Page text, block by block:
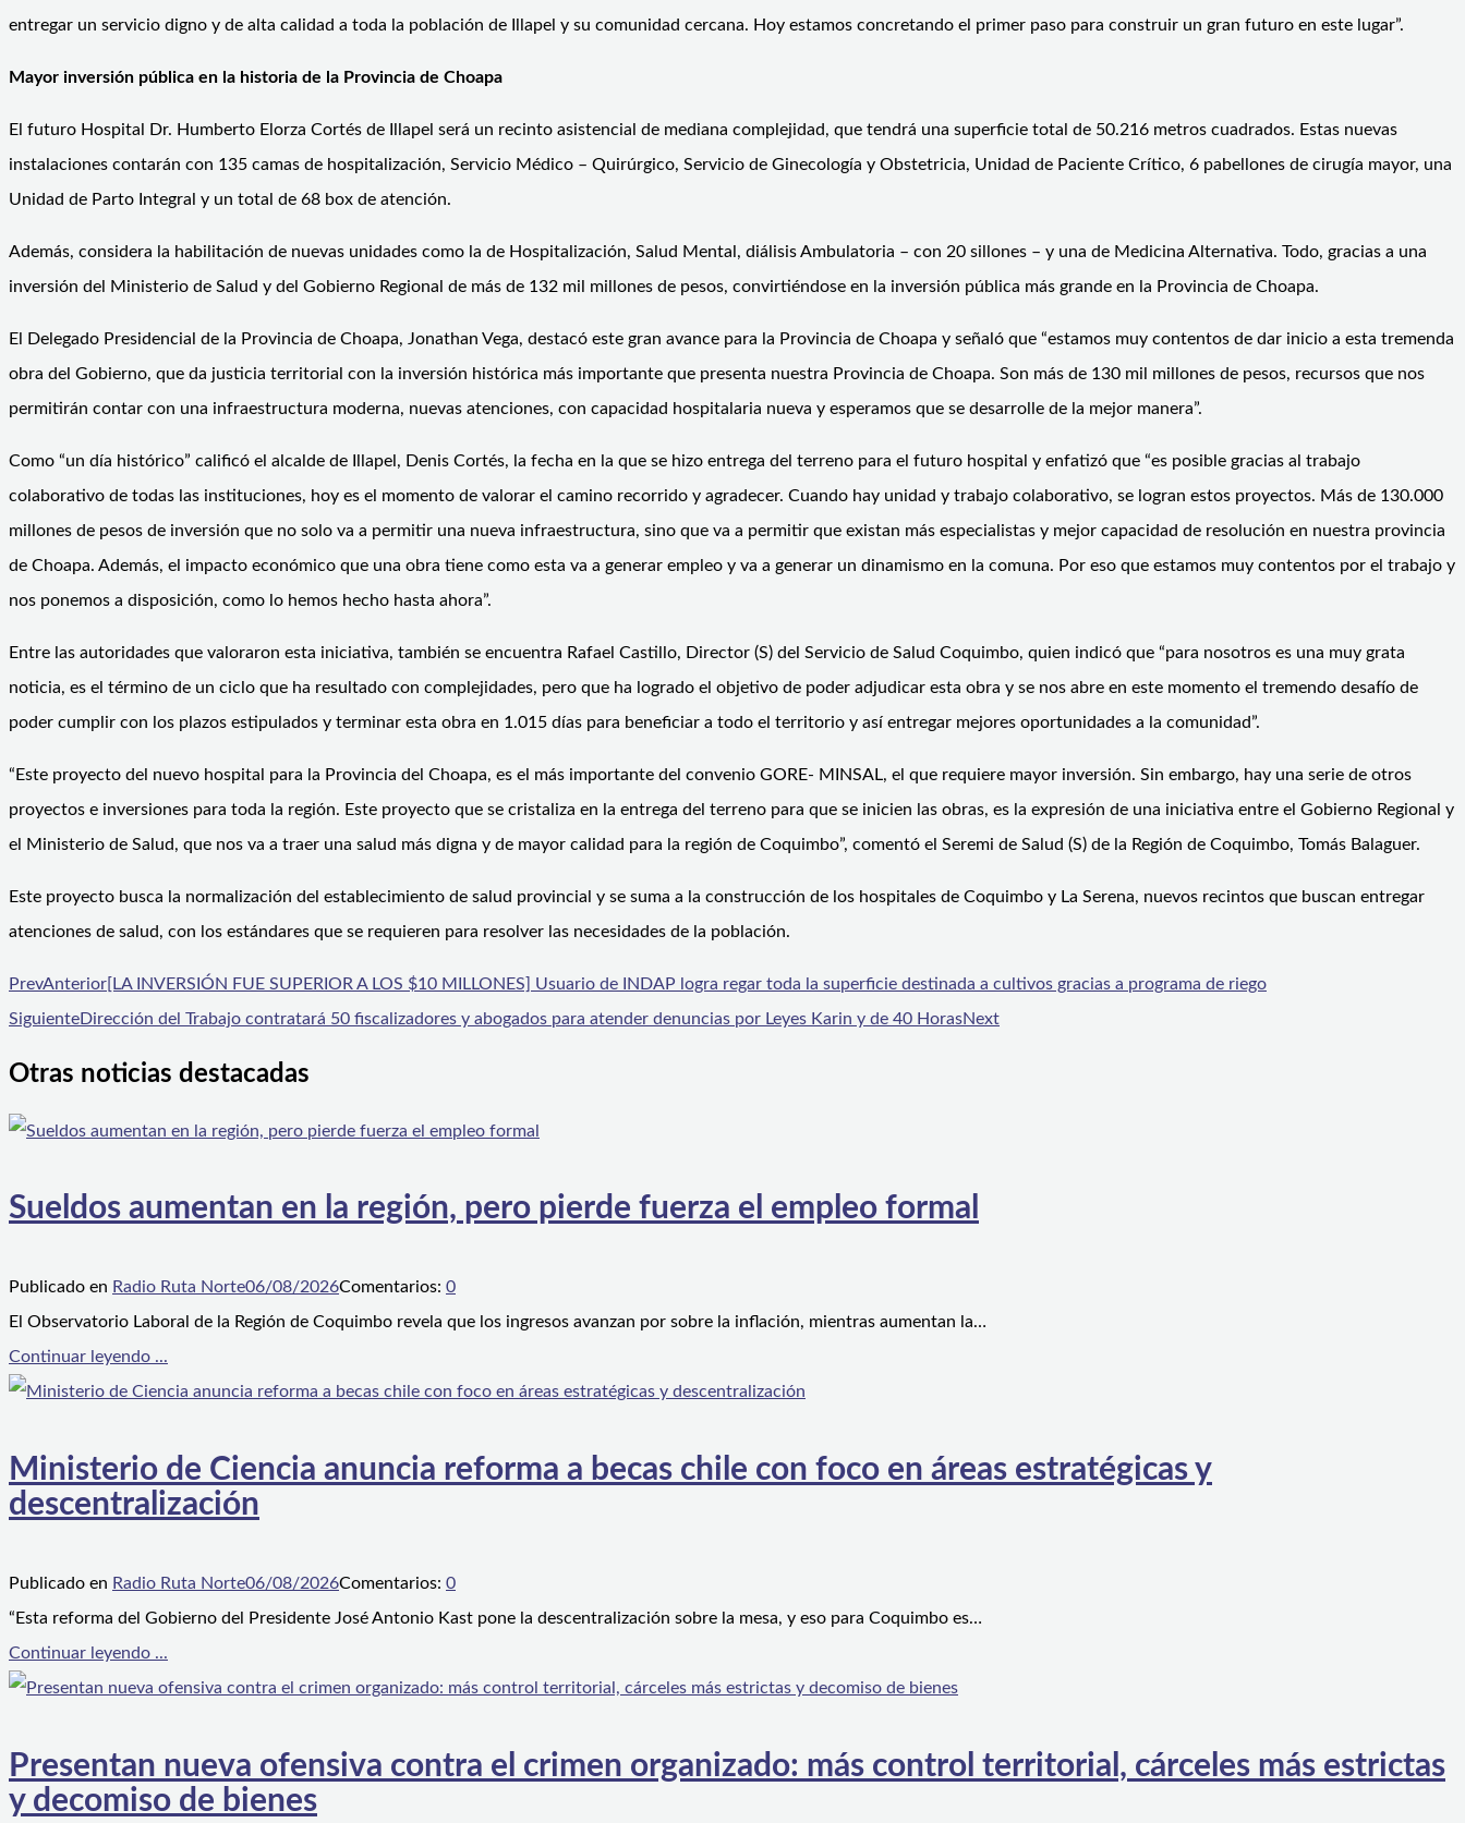
entregar un servicio digno y de alta calidad a toda la población de Illapel y su comunidad cercana. Hoy estamos concretando el primer paso para construir un gran futuro en este lugar”.
Mayor inversión pública en la historia de la Provincia de Choapa
El futuro Hospital Dr. Humberto Elorza Cortés de Illapel será un recinto asistencial de mediana complejidad, que tendrá una superficie total de 50.216 metros cuadrados. Estas nuevas
instalaciones contarán con 135 camas de hospitalización, Servicio Médico – Quirúrgico, Servicio de Ginecología y Obstetricia, Unidad de Paciente Crítico, 6 pabellones de cirugía mayor, una
Unidad de Parto Integral y un total de 68 box de atención.
Además, considera la habilitación de nuevas unidades como la de Hospitalización, Salud Mental, diálisis Ambulatoria – con 20 sillones – y una de Medicina Alternativa. Todo, gracias a una
inversión del Ministerio de Salud y del Gobierno Regional de más de 132 mil millones de pesos, convirtiéndose en la inversión pública más grande en la Provincia de Choapa.
El Delegado Presidencial de la Provincia de Choapa, Jonathan Vega, destacó este gran avance para la Provincia de Choapa y señaló que “estamos muy contentos de dar inicio a esta tremenda
obra del Gobierno, que da justicia territorial con la inversión histórica más importante que presenta nuestra Provincia de Choapa. Son más de 130 mil millones de pesos, recursos que nos
permitirán contar con una infraestructura moderna, nuevas atenciones, con capacidad hospitalaria nueva y esperamos que se desarrolle de la mejor manera”.
Como “un día histórico” calificó el alcalde de Illapel, Denis Cortés, la fecha en la que se hizo entrega del terreno para el futuro hospital y enfatizó que “es posible gracias al trabajo
colaborativo de todas las instituciones, hoy es el momento de valorar el camino recorrido y agradecer. Cuando hay unidad y trabajo colaborativo, se logran estos proyectos. Más de 130.000
millones de pesos de inversión que no solo va a permitir una nueva infraestructura, sino que va a permitir que existan más especialistas y mejor capacidad de resolución en nuestra provincia
de Choapa. Además, el impacto económico que una obra tiene como esta va a generar empleo y va a generar un dinamismo en la comuna. Por eso que estamos muy contentos por el trabajo y
nos ponemos a disposición, como lo hemos hecho hasta ahora”.
Entre las autoridades que valoraron esta iniciativa, también se encuentra Rafael Castillo, Director (S) del Servicio de Salud Coquimbo, quien indicó que “para nosotros es una muy grata
noticia, es el término de un ciclo que ha resultado con complejidades, pero que ha logrado el objetivo de poder adjudicar esta obra y se nos abre en este momento el tremendo desafío de
poder cumplir con los plazos estipulados y terminar esta obra en 1.015 días para beneficiar a todo el territorio y así entregar mejores oportunidades a la comunidad”.
“Este proyecto del nuevo hospital para la Provincia del Choapa, es el más importante del convenio GORE- MINSAL, el que requiere mayor inversión. Sin embargo, hay una serie de otros
proyectos e inversiones para toda la región. Este proyecto que se cristaliza en la entrega del terreno para que se inicien las obras, es la expresión de una iniciativa entre el Gobierno Regional y
el Ministerio de Salud, que nos va a traer una salud más digna y de mayor calidad para la región de Coquimbo”, comentó el Seremi de Salud (S) de la Región de Coquimbo, Tomás Balaguer.
Este proyecto busca la normalización del establecimiento de salud provincial y se suma a la construcción de los hospitales de Coquimbo y La Serena, nuevos recintos que buscan entregar
atenciones de salud, con los estándares que se requieren para resolver las necesidades de la población.
PrevAnterior[LA INVERSIÓN FUE SUPERIOR A LOS $10 MILLONES] Usuario de INDAP logra regar toda la superficie destinada a cultivos gracias a programa de riego
SiguienteDirección del Trabajo contratará 50 fiscalizadores y abogados para atender denuncias por Leyes Karin y de 40 HorasNext
Otras noticias destacadas
Sueldos aumentan en la región, pero pierde fuerza el empleo formal
Publicado en Radio Ruta Norte06/08/2026Comentarios: 0
El Observatorio Laboral de la Región de Coquimbo revela que los ingresos avanzan por sobre la inflación, mientras aumentan la…
Continuar leyendo ...
Ministerio de Ciencia anuncia reforma a becas chile con foco en áreas estratégicas y
descentralización
Publicado en Radio Ruta Norte06/08/2026Comentarios: 0
“Esta reforma del Gobierno del Presidente José Antonio Kast pone la descentralización sobre la mesa, y eso para Coquimbo es…
Continuar leyendo ...
Presentan nueva ofensiva contra el crimen organizado: más control territorial, cárceles más estrictas
y decomiso de bienes